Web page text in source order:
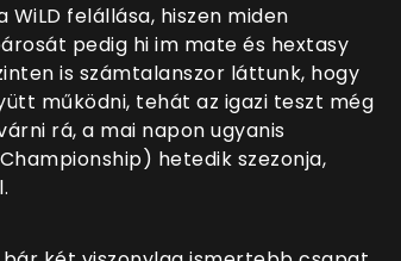
felállása, hiszen miden
pedig hi im mate és hextasy
is számtalanszor láttunk, hogy
működni, tehát az igazi teszt még
rá, a mai napon ugyanis
hetedik szezonja,